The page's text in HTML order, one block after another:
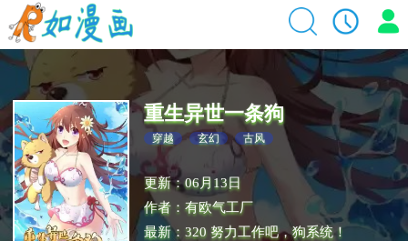
重生异世一条狗
穿越 玄幻 古风
更新：06月13日
作者：有欧气工厂
最新：320 努力工作吧，狗系统！